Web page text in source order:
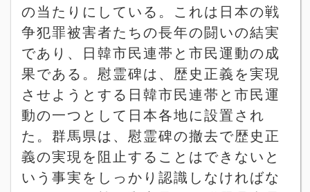
の当たりにしている。これは日本の戦
争犯罪被害者たちの長年の闘いの結実
であり、日韓市民連帯と市民運動の成
果である。慰霊碑は、歴史正義を実現
させようとする日韓市民連帯と市民運
動の一つとして日本各地に設置され
た。群馬県は、慰霊碑の撤去で歴史正
義の実現を阻止することはできないと
いう事実をしっかり認識しなければな